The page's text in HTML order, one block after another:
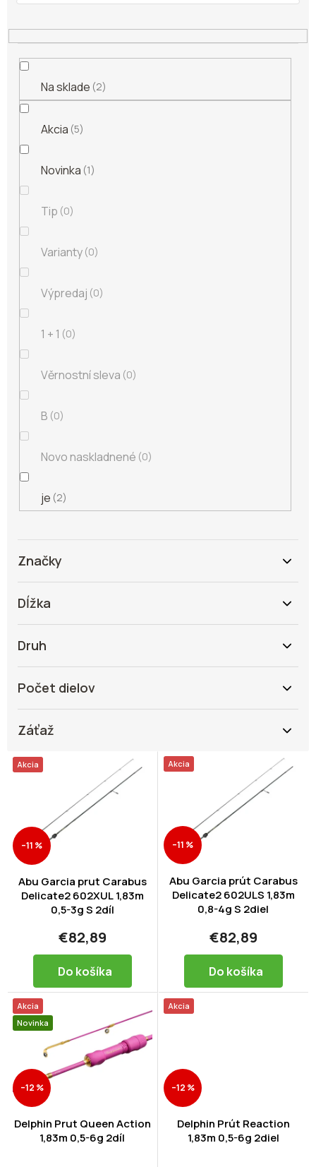
t
o
Na sklade 2
Akcia 5
Novinka 1
Tip 0
Varianty 0
Výpredaj 0
1 + 1 0
Věrnostní sleva 0
B 0
Novo naskladnené 0
je 2
Značky
Dĺžka
Druh
Počet dielov
Záťaž
V
ý
p
Akcia
–11 %
Abu Garcia prut Carabus
Delicate2 602XUL 1,83m
0,5-3g S 2díl
€82,89
Do košíka
Akcia
–11 %
Abu Garcia prút Carabus
Delicate2 602ULS 1,83m
0,8-4g S 2diel
€82,89
Do košíka
Akcia
Novinka
–12 %
Delphin Prut Queen Action
1,83m 0,5-6g 2díl
Akcia
–12 %
Delphin Prút Reaction
1,83m 0,5-6g 2diel